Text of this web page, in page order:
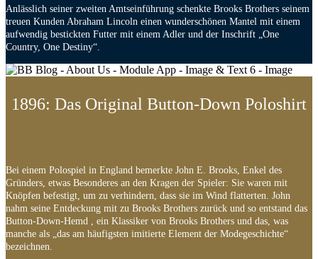
Anlässlich seiner zweiten Amtseinführung schenkte Brooks Brothers seinem
treuen Kunden Abraham Lincoln einen wunderschönen Mantel mit einem
aufwendig bestickten Futter mit einem Adler und der Inschrift „One
Country, One Destiny“.
1896: Das Original Button-Down Poloshirt
Bei einem Polospiel in England bemerkte John E. Brooks, Enkel des
Gründers, etwas Besonderes an den Kragen der Spieler: Sie waren mit
Knöpfen befestigt, um zu verhindern, dass sie im Wind flatterten. John
nahm seine Entdeckung mit zu Brooks Brothers zurück und so entstand das
Button-Down-Hemd , ein Klassiker von Brooks Brothers und das, was
manche als „das am häufigsten imitierte Element der Modegeschichte“
bezeichnen.